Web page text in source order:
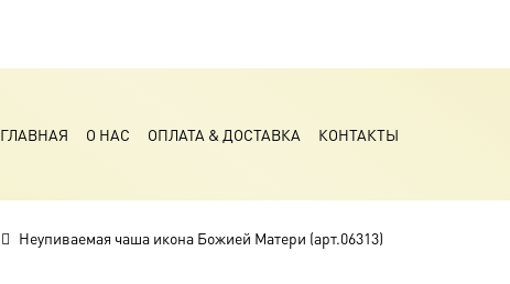
ГЛАВНАЯ О НАС ОПЛАТА & ДОСТАВКА КОНТАКТЫ
Неупиваемая чаша икона Божией Матери (арт.06313)